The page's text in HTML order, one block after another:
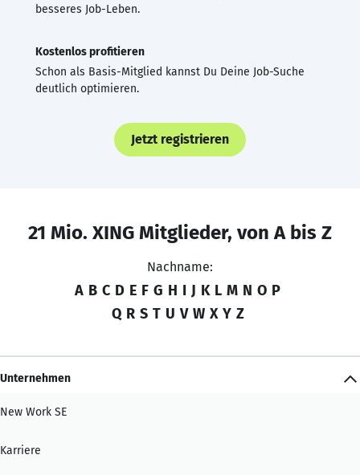
besseres Job-Leben.
Kostenlos profitieren
Schon als Basis-Mitglied kannst Du Deine Job-Suche
deutlich optimieren.
Jetzt registrieren
21 Mio. XING Mitglieder, von A bis Z
Nachname:
A B C D E F G H I J K L M N O P
Q R S T U V W X Y Z
Unternehmen
New Work SE
Karriere